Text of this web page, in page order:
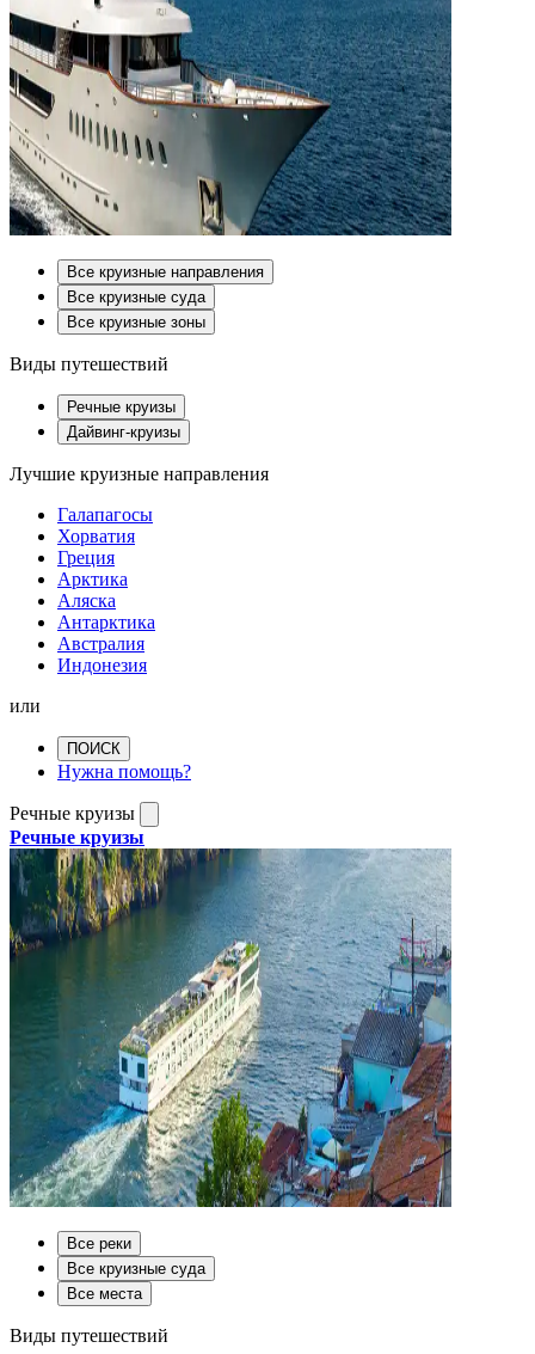
Все круизные направления
Все круизные суда
Все круизные зоны
Виды путешествий
Речные круизы
Дайвинг-круизы
Лучшие круизные направления
Галапагосы
Хорватия
Греция
Арктика
Аляска
Антарктика
Австралия
Индонезия
или
ПОИСК
Нужна помощь?
Речные круизы
Речные круизы
Все реки
Все круизные суда
Все места
Виды путешествий